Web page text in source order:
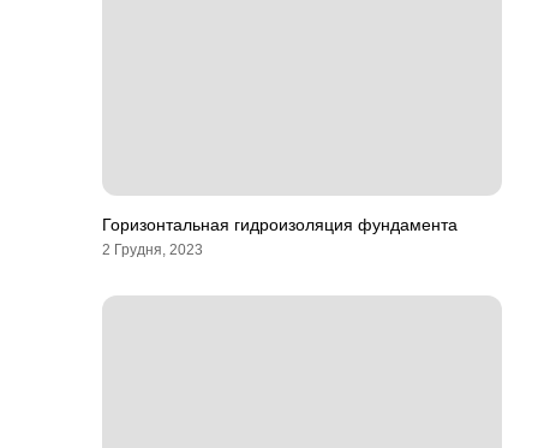
Горизонтальная гидроизоляция фундамента
2 Грудня, 2023